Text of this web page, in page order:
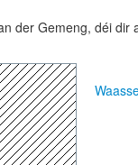
der Gemeng, déi